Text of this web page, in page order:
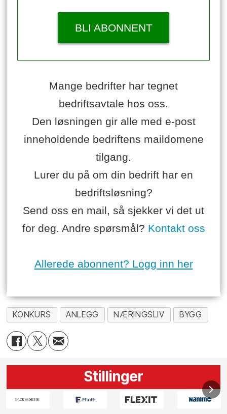
BLI ABONNENT
Mange bedrifter har tegnet
bedriftsavtale hos oss.
Den løsningen gir alle med e-post
inneholdende bedriftens maildomene
tilgang.
Lurer du på om din bedrift har en
bedriftsløsning?
Send oss en mail, så sjekker vi det ut
for deg. Andre spørsmål? Kontakt oss
Allerede abonnent? Logg inn her
KONKURS ANLEGG NÆRINGSLIV BYGG
Stillinger